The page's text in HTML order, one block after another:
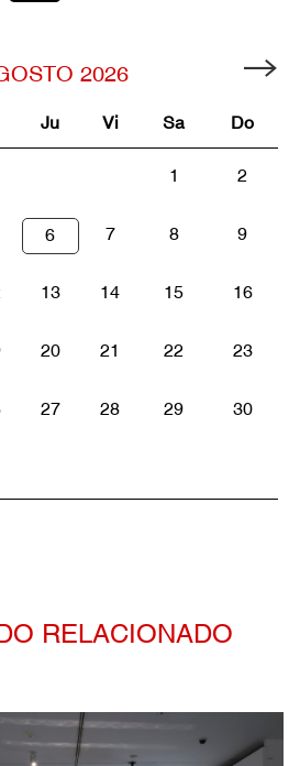
2026
Ju Vi Sa Do
1 2
6 7 8 9
13 14 15 16
20 21 22 23
27 28 29 30
RELACIONADO